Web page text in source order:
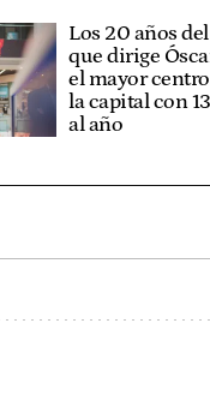
Los 20 años
que dirige
el mayor
la capital con
al año